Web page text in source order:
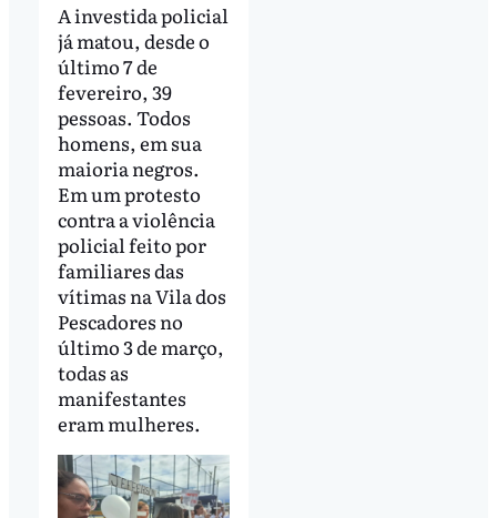
A investida policial
já matou, desde o
último 7 de
fevereiro, 39
pessoas. Todos
homens, em sua
maioria negros.
Em um protesto
contra a violência
policial feito por
familiares das
vítimas na Vila dos
Pescadores no
último 3 de março,
todas as
manifestantes
eram mulheres.